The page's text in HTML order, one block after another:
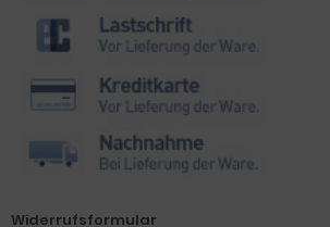
Widerrufsformular